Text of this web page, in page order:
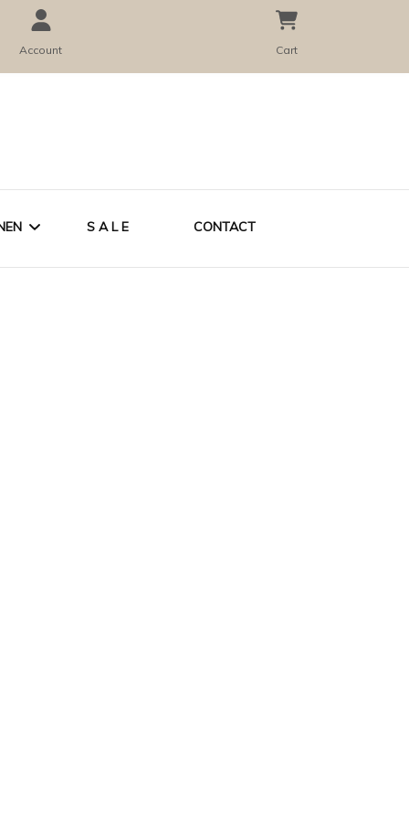
S A L E CONTACT
Account Cart